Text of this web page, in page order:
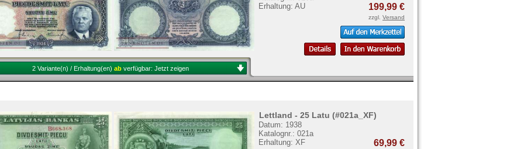
Erhaltung: AU
199,99 €
zzgl. Versand
2 Variante(n) / Erhaltung(en) ab verfügbar: Jetzt zeigen
Lettland - 25 Latu (#021a_XF)
Datum: 1938
Katalognr.: 021a
Erhaltung: XF
69,99 €